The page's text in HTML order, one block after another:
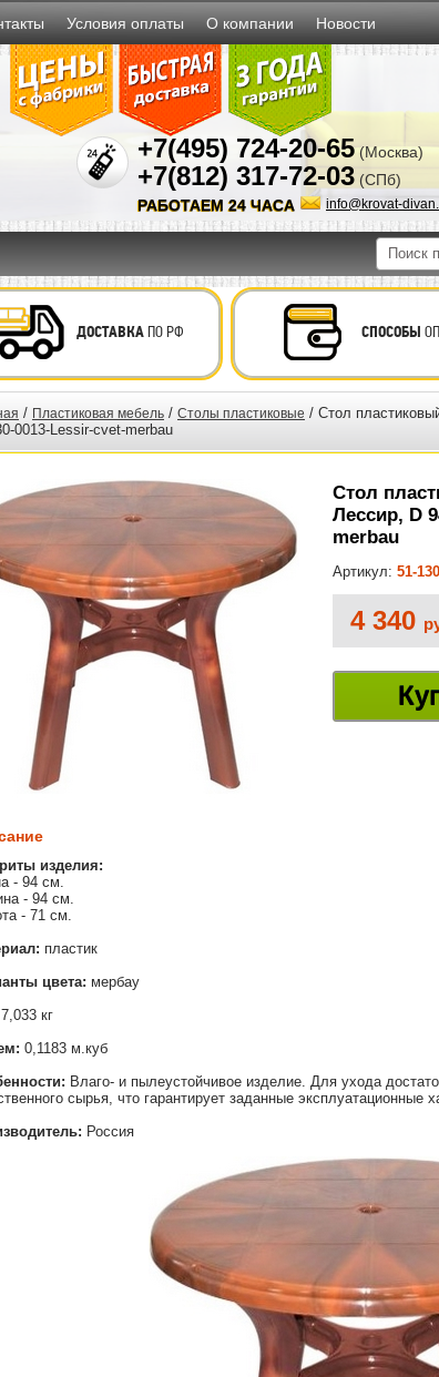
Условия оплаты О компании Новости
+7(495) 724-20-65 (Москва)
+7(812) 317-72-03 (СПб)
info@krovat-
РАБОТАЕМ 24 ЧАСА
ДОСТАВКАПО РФ СПОСОБЫ
/ Пластиковая мебель / Столы пластиковые / Стол
0013-Lessir-cvet-merbau
Стол
Лессир, D
merbau
Артикул: 51-
4 340
изделия:
- 94 см.
- 94 см.
- 71 см.
пластик
цвета: мербау
7,033 кг
0,1183 м.куб
Влаго- и пылеустойчивое изделие. Для ухода
сырья, что гарантирует заданные эксплуатационные
Россия